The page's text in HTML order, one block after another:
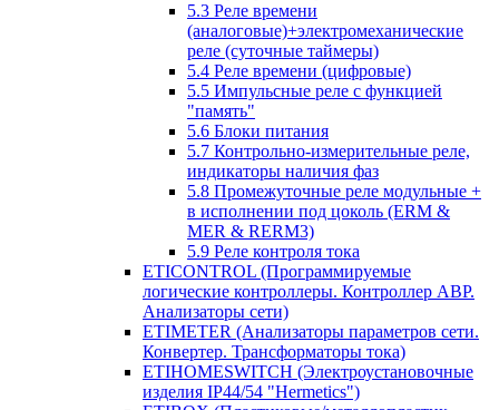
5.3 Реле времени
(аналоговые)+электромеханические
реле (суточные таймеры)
5.4 Реле времени (цифровые)
5.5 Импульсные реле с функцией
"память"
5.6 Блоки питания
5.7 Контрольно-измерительные реле,
индикаторы наличия фаз
5.8 Промежуточные реле модульные +
в исполнении под цоколь (ERM &
MER & RERM3)
5.9 Реле контроля тока
ETICONTROL (Программируемые
логические контроллеры. Контроллер АВР.
Анализаторы сети)
ETIMETER (Анализаторы параметров сети.
Конвертер. Трансформаторы тока)
ETIHOMESWITCH (Электроустановочные
изделия IP44/54 "Hermetics")